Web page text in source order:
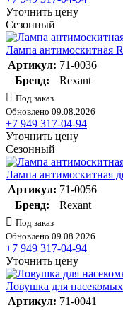
Уточнить цену
Сезонный
Лампа антимоскитная
Артикул: 71-0036
Бренд:
Rexant
Под заказ
Обновлено 09.08.2026
+7 949 317-04-94
Уточнить цену
Сезонный
Лампа антимоскитная
Артикул: 71-0056
Бренд:
Rexant
Под заказ
Обновлено 09.08.2026
+7 949 317-04-94
Уточнить цену
Ловушка для
Артикул: 71-0041